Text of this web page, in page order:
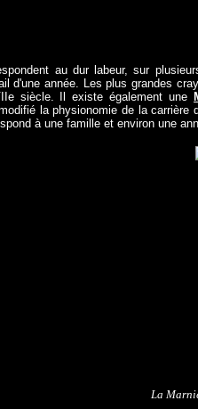
au dur labeur, sur
d'une année. Les plus grandes
siècle. Il existe également une
la physionomie de la
à une famille et environ une
La